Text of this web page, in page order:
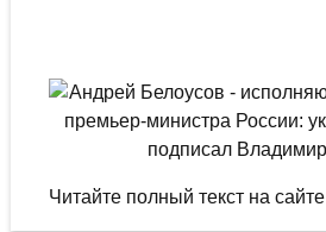
Читайте полный текст на сайте